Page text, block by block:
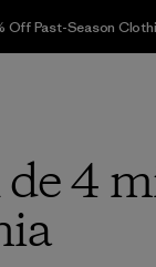
Off Past-Season
4